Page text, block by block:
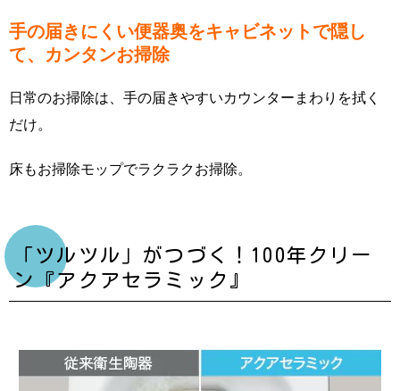
手の届きにくい便器奥をキャビネットで隠し
て、カンタンお掃除
日常のお掃除は、手の届きやすいカウンターまわりを拭く
だけ。
床もお掃除モップでラクラクお掃除。
「ツルツル」がつづく！100年クリー
ン『アクアセラミック』